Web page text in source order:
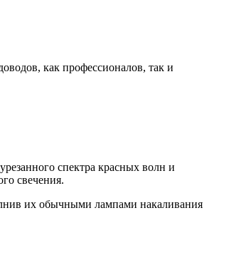
как профессионалов, так и
спектра красных волн и
свечения.
их обычными лампами накаливания